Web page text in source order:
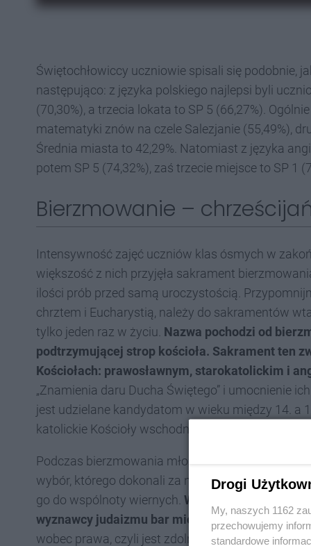
Świętochłowiccy uczniowie spisali się podobnie,
następująco: z języka polskiego najlepsi byli
(70,30%), a trzecia lokata to SP 5 (66,27%).
matematyki znów na czele Salezjanie (55,49%),
Średnia miasta to 42,29%. Natomiast z języka
potem SP 5 (74,32%), zaś trzecie miejsce to SP 1
Bierzmowanie –
Intensywność zajęć uczniów klas ósmych w
większość z nich przyjęła sakrament
ilości prób przed samą uroczystością.
chrztem i Eucharystią, należy do sakramentów
tylko jeden raz w życiu. Nazwa pochodzi od
podtrzymującej strop kościoła. Sakrament ten
Kościołach: prawosławnym, starokatolickim i
„Znamienia daru Ducha Świętego” i umocnienie
jest udzielane kandydatom w wieku między 14. a
katolickie Kościoły wschodnie udzielają
Podczas bierzmowania młody człowiek wyraża
wybór, którego dokonali za niego rodzice i
go do wspólnoty wiernych. Wspomnijmy, że
wyznawcy judaizmu bar micwę
(podczas tej
wobec prawa, czyli jest zdolny do przestrzegania
Drogi
My, naszych 1162
przechowujemy
standardowe